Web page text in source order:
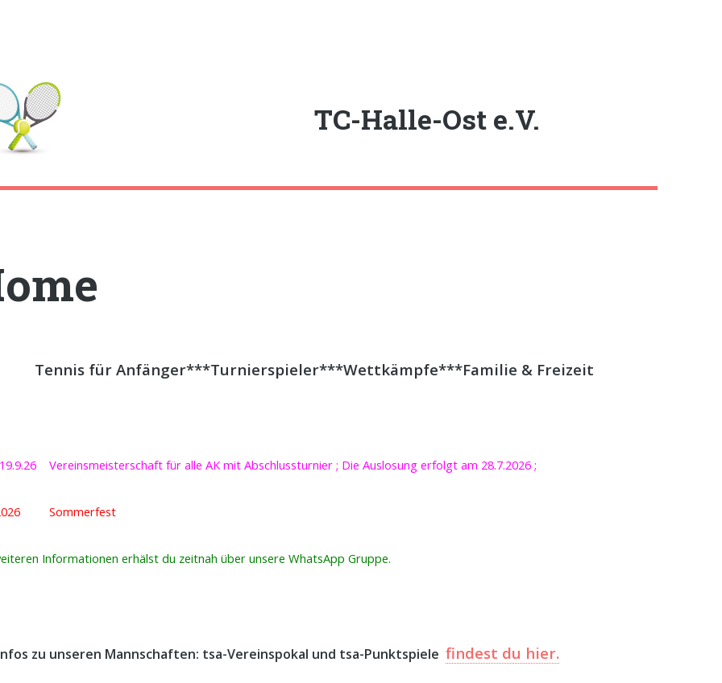
TC-Halle-Ost e.V.
Tennis für Anfänger***Turnierspieler***Wettkämpfe***Familie & Freizeit
Vereinsmeisterschaft für alle AK mit Abschlussturnier ; Die Auslosung erfolgt am 28.7.2026 ;
Sommerfest
Informationen erhälst du zeitnah über unsere WhatsApp Gruppe.
zu unseren Mannschaften: tsa-Vereinspokal und tsa-Punktspielefindest du hier.